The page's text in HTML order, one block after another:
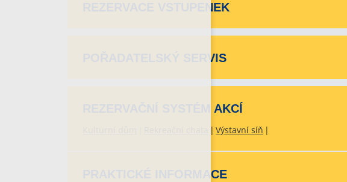
REZERVACE VSTUPENEK
POŘADATELSKÝ SERVIS
REZERVAČNÍ SYSTÉM AKCÍ
Výstavní síň
PRAKTICKÉ INFORMACE